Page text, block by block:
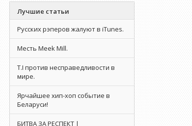
Лучшие статьи
Русских рэперов жалуют в iTunes.
Месть Meek Mill.
T.I против несправедливости в
мире.
Ярчайшее хип-хоп событие в
Беларуси!
БИТВА ЗА РЕСПЕКТ |